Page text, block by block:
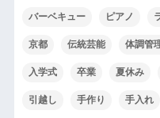
バーベキュー ピアノ
京都 伝統芸能 体調管
入学式 卒業 夏休み
引越し 手作り 手入れ